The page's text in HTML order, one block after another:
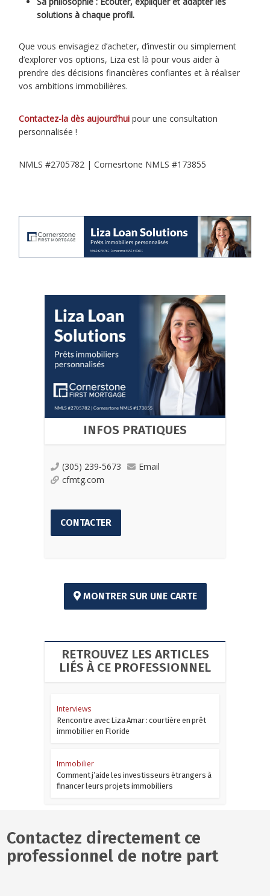
solutions à chaque profil.
Que vous envisagiez d’acheter, d’investir ou simplement
d’explorer vos options, Liza est là pour vous aider à
prendre des décisions financières confiantes et à réaliser
vos ambitions immobilières.
Contactez-la dès aujourd’hui pour une consultation
personnalisée !
NMLS #2705782 | Cornesrtone NMLS #173855
INFOS PRATIQUES
(305) 239-5673
Email
cfmtg.com
CONTACTER
MONTRER SUR UNE CARTE
RETROUVEZ LES ARTICLES
LIÉS À CE PROFESSIONNEL
Interviews
Rencontre avec Liza Amar : courtière en prêt
immobilier en Floride
Immobilier
Comment j’aide les investisseurs étrangers à
financer leurs projets immobiliers
Contactez directement ce
professionnel de notre part